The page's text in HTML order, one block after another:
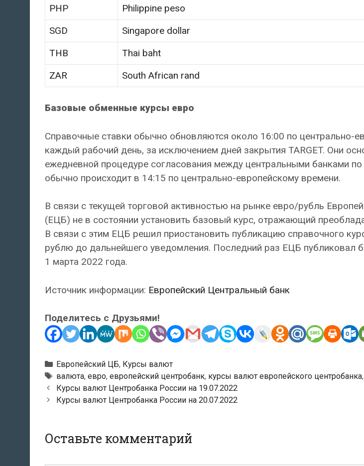
PHP
Philippine peso
SGD
Singapore dollar
THB
Thai baht
ZAR
South African rand
Базовые обменные курсы евро
Справочные ставки обычно обновляются около 16:00 по центрально-
каждый рабочий день, за исключением дней закрытия TARGET. Они
ежедневной процедуре согласования между центральными банками по
обычно происходит в 14:15 по центрально-европейскому времени.
В связи с текущей торговой активностью на рынке евро/рубль
(ЕЦБ) не в состоянии установить базовый курс, отражающий
В связи с этим ЕЦБ решил приостановить публикацию справочного
рублю до дальнейшего уведомления. Последний раз ЕЦБ публиковал
1 марта 2022 года.
Источник информации: Европейский Центральный банк
Поделитесь с Друзьями!
Рубрики
Европейский ЦБ, Курсы валют
Тэги
валюта, евро, европейский центробанк, курсы валют европейского центробанка,
Навигация
по
Курсы валют Центробанка России на 19.07.2022
Курсы валют Центробанка России на 20.07.2022
Оставьте комментарий